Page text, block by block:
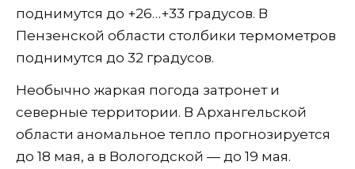
поднимутся до +26…+33 градусов. В
Пензенской области столбики термометров
поднимутся до 32 градусов.
Необычно жаркая погода затронет и
северные территории. В Архангельской
области аномальное тепло прогнозируется
до 18 мая, а в Вологодской — до 19 мая.